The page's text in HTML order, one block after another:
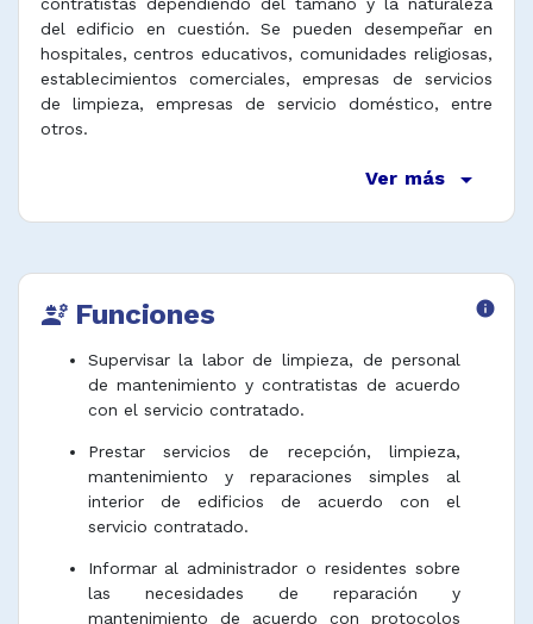
del edificio en cuestión. Se pueden desempeñar en
hospitales, centros educativos, comunidades religiosas,
establecimientos comerciales, empresas de servicios
de limpieza, empresas de servicio doméstico, entre
otros.
Ver más arrow_drop_down
engineering Funciones info
Supervisar la labor de limpieza, de personal
de mantenimiento y contratistas de acuerdo
con el servicio contratado.
Prestar servicios de recepción, limpieza,
mantenimiento y reparaciones simples al
interior de edificios de acuerdo con el
servicio contratado.
Informar al administrador o residentes sobre
las necesidades de reparación y
mantenimiento de acuerdo con protocolos